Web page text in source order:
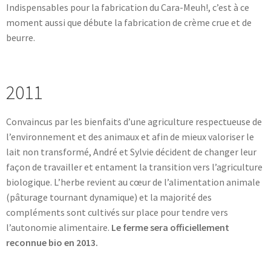
Indispensables pour la fabrication du Cara-Meuh!, c’est à ce
moment aussi que débute la fabrication de crème crue et de
beurre.
2011
Convaincus par les bienfaits d’une agriculture respectueuse de
l’environnement et des animaux et afin de mieux valoriser le
lait non transformé, André et Sylvie décident de changer leur
façon de travailler et entament la transition vers l’agriculture
biologique. L’herbe revient au cœur de l’alimentation animale
(pâturage tournant dynamique) et la majorité des
compléments sont cultivés sur place pour tendre vers
l’autonomie alimentaire. Le ferme sera officiellement
reconnue bio en 2013.